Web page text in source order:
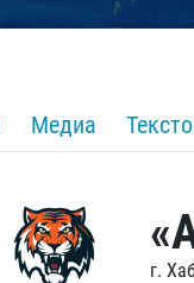
Медиа
г.